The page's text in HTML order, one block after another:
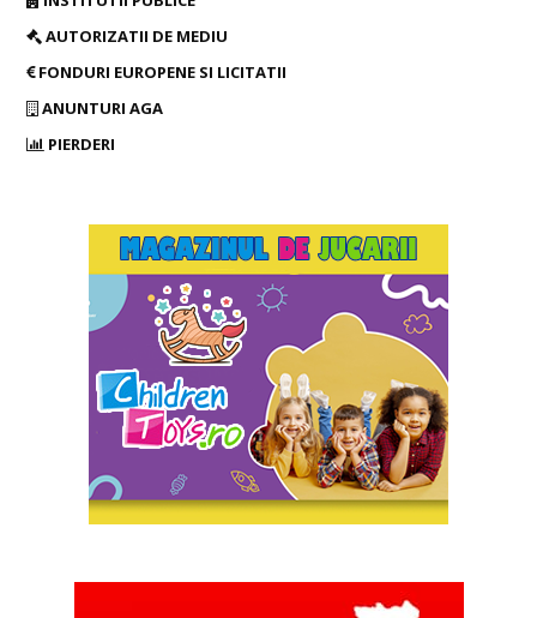
AUTORIZATII DE MEDIU
FONDURI EUROPENE SI LICITATII
ANUNTURI AGA
PIERDERI